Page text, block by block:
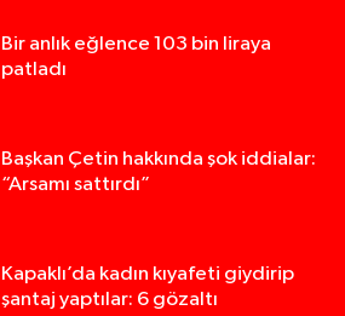
Bir anlık eğlence 103 bin liraya
patladı
Başkan Çetin hakkında şok iddialar:
“Arsamı sattırdı”
Kapaklı’da kadın kıyafeti giydirip
şantaj yaptılar: 6 gözaltı